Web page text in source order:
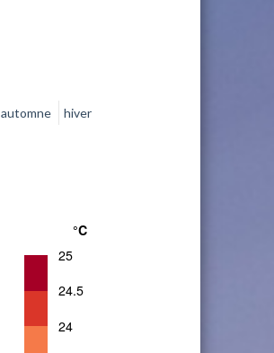
automne hiver